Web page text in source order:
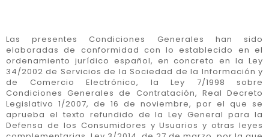
Las presentes Condiciones Generales han sido
elaboradas de conformidad con lo establecido en el
ordenamiento jurídico español, en concreto en la Ley
34/2002 de Servicios de la Sociedad de la Información y
de Comercio Electrónico, la Ley 7/1998 sobre
Condiciones Generales de Contratación, Real Decreto
Legislativo 1/2007, de 16 de noviembre, por el que se
aprueba el texto refundido de la Ley General para la
Defensa de los Consumidores y Usuarios y otras leyes